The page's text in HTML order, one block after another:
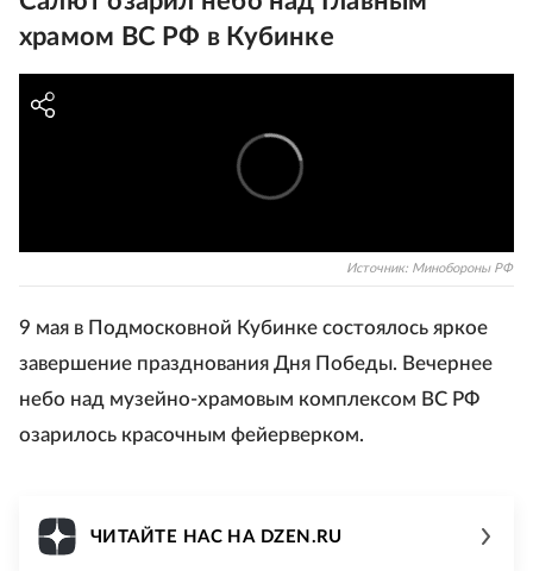
храмом ВС РФ в Кубинке
Источник: Минобороны РФ
9 мая в Подмосковной Кубинке состоялось яркое
завершение празднования Дня Победы. Вечернее
небо над музейно-храмовым комплексом ВС РФ
озарилось красочным фейерверком.
ЧИТАЙТЕ НАС НА DZEN.RU